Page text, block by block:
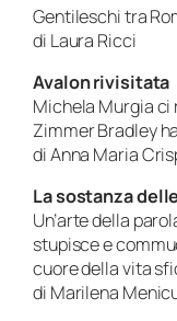
Gentileschi tra
di Laura Ricci
Avalon rivisitata
Michela Murgia
Zimmer Bradley
di Anna Maria
La sostanza
Un’arte della
stupisce e
cuore della vita
di Marilena